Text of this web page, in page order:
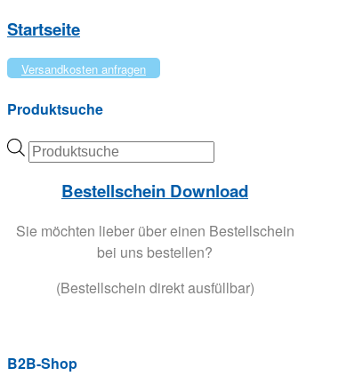
Startseite
Versandkosten anfragen
Produktsuche
Products
search
Bestellschein Download
Sie möchten lieber über einen Bestellschein
bei uns bestellen?
(Bestellschein direkt ausfüllbar)
B2B-Shop